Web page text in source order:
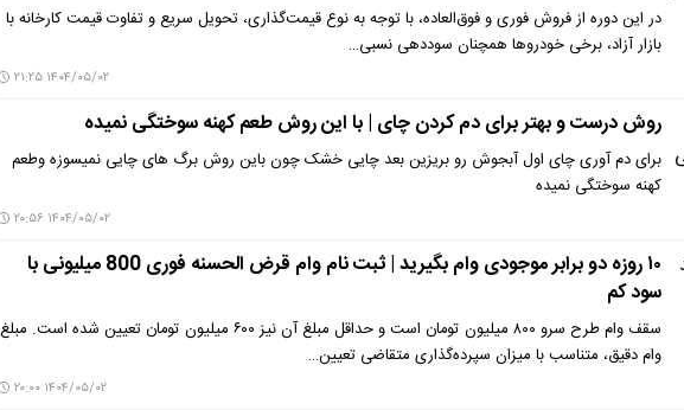
در این دوره از فروش فوری و فوق‌العاده، با توجه به نوع قیمت‌گذاری، تحویل سریع و تفاوت قیمت کارخانه با
بازار آزاد، برخی خودروها همچنان سوددهی نسبی…
۱۴۰۴/۰۵/۰۲ ۲۱:۲۵
روش درست و بهتر برای دم کردن چای | با این روش طعم کهنه ‌سوختگی نمیده
برای دم آوری چای اول آبجوش رو بریزین بعد چایی خشک چون باین روش برگ های چایی نمیسوزه وطعم
کهنه ‌سوختگی نمیده
۱۴۰۴/۰۵/۰۲ ۲۰:۵۶
۱۰ روزه دو برابر موجودی وام بگیرید | ثبت نام وام قرض الحسنه فوری 800 میلیونی با
سود کم
سقف وام طرح سرو ۸۰۰ میلیون تومان است و حداقل مبلغ آن نیز ۶۰۰ میلیون تومان تعیین شده است. مبلغ
وام دقیق، متناسب با میزان سپرده‌گذاری متقاضی تعیین…
۱۴۰۴/۰۵/۰۲ ۲۰:۰۰